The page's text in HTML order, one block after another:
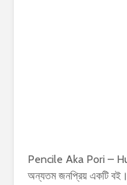
Pencile Aka Pori –
অন্যতম জনপ্রিয় একটি